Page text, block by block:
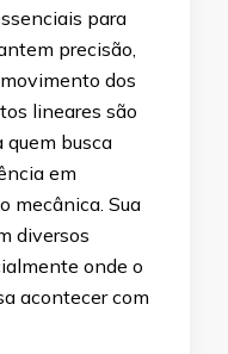
para
precisão,
dos
lineares são
busca
em
mecânica. Sua
diversos
onde o
acontecer com